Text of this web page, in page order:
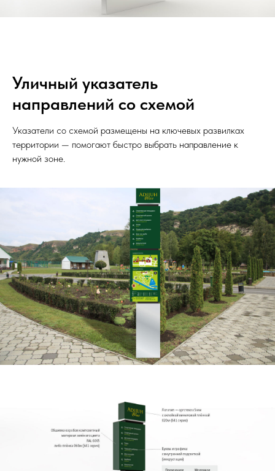
Уличный указатель
направлений со схемой
Указатели со схемой размещены на ключевых развилках
территории — помогают быстро выбрать направление к
нужной зоне.